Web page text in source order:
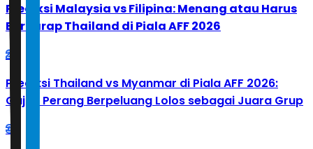
Prediksi Malaysia vs Filipina: Menang atau Harus
Berharap Thailand di Piala AFF 2026
2
Prediksi Thailand vs Myanmar di Piala AFF 2026:
Gajah Perang Berpeluang Lolos sebagai Juara Grup
3